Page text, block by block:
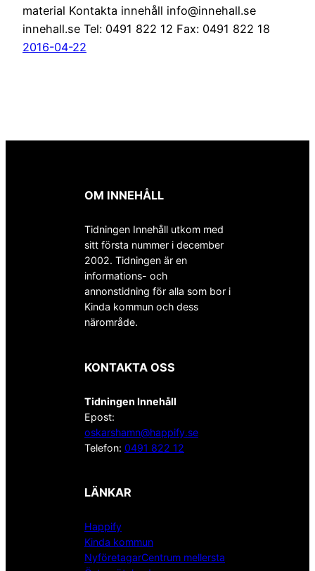
material Kontakta innehåll info@innehall.se
innehall.se Tel: 0491 822 12 Fax: 0491 822 18
2016-04-22
OM INNEHÅLL
Tidningen Innehåll utkom med
sitt första nummer i december
2002. Tidningen är en
informations- och
annonstidning för alla som bor i
Kinda kommun och dess
närområde.
KONTAKTA OSS
Tidningen Innehåll
Epost:
oskarshamn@happify.se
Telefon: 0491 822 12
LÄNKAR
Happify
Kinda kommun
NyföretagarCentrum mellersta